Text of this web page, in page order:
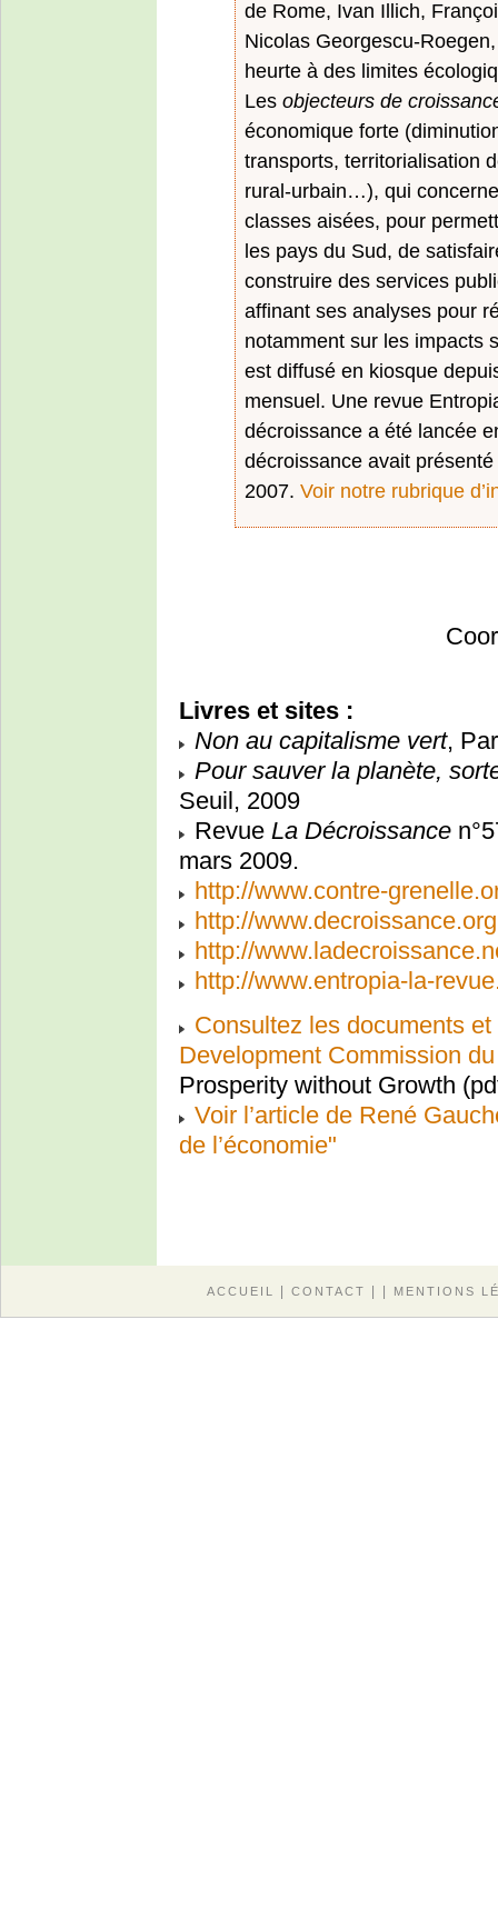
de Rome, Ivan Illich,
Nicolas Georgescu-
heurte à des limites
Les objecteurs de
économique forte
transports, territorialisation
rural-urbain…), qui
classes aisées, pour
les pays du Sud, de
construire des services
affinant ses analyses pour
notamment sur les impacts
est diffusé en kiosque
mensuel. Une revue
décroissance a été lancée
décroissance avait
2007. Voir notre rubrique
Livres et sites :
Non au capitalisme vert,
Pour sauver la planète,
Seuil, 2009
Revue La Décroissance
mars 2009.
http://www.contre-
http://www.decroissance.org
http://
http://www.entropia-la-
Consultez les documents
Development Commission
Prosperity without Growth
Voir l’article de René
de l’économie"
ACCUEIL CONTACT MENTIONS